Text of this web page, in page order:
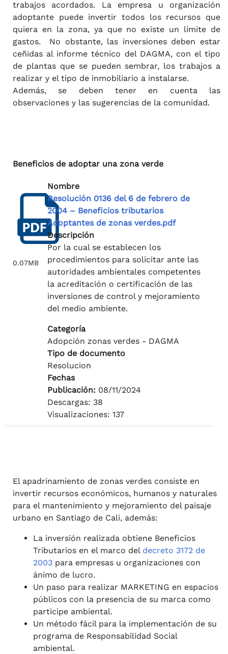
trabajos acordados. La empresa u organización
adoptante puede invertir todos los recursos que
quiera en la zona, ya que no existe un límite de
gastos. No obstante, las inversiones deben estar
ceñidas al informe técnico del DAGMA, con el tipo
de plantas que se pueden sembrar, los trabajos a
realizar y el tipo de inmobiliario a instalarse.
Además, se deben tener en cuenta las
observaciones y las sugerencias de la comunidad.
Beneficios de adoptar una zona verde
0.07MB
Nombre
Resolución 0136 del 6 de febrero de
2004 – Beneficios tributarios
Adoptantes de zonas verdes.pdf
Descripción
Por la cual se establecen los
procedimientos para solicitar ante las
autoridades ambientales competentes
la acreditación o certificación de las
inversiones de control y mejoramiento
del medio ambiente.
Categoría
Adopción zonas verdes - DAGMA
Tipo de documento
Resolucion
Fechas
Publicación: 08/11/2024
Descargas: 38
Visualizaciones: 137
El apadrinamiento de zonas verdes consiste en
invertir recursos económicos, humanos y naturales
para el mantenimiento y mejoramiento del paisaje
urbano en Santiago de Cali, además:
La inversión realizada obtiene Beneficios
Tributarios en el marco deldecreto 3172 de
2003 para empresas u organizaciones con
ánimo de lucro.
Un paso para realizar MARKETING en espacios
públicos con la presencia de su marca como
participe ambiental.
Un método fácil para la implementación de su
programa de Responsabilidad Social
ambiental.